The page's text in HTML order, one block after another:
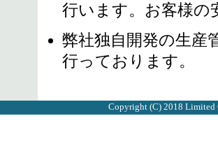
行います。お客様の
弊社独自開発の生産
行っております。
Copyright (C) 2018 Limited